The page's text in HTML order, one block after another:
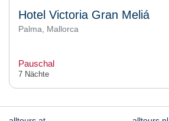
Hotel Victoria Gran Meliá
Palma, Mallorca
Pauschal
7 Nächte